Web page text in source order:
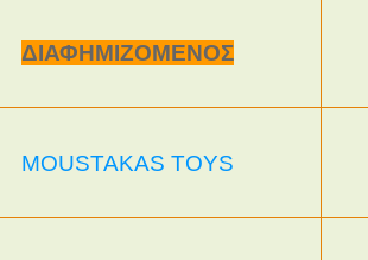
ΔΙΑΦΗΜΙΖΟΜΕΝΟΣ
MOUSTAKAS TOYS